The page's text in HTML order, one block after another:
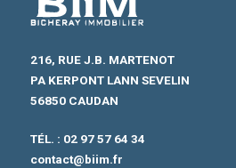
216, RUE J.B. MARTENOT
PA KERPONT LANN SEVELIN
56850 CAUDAN
TÉL. : 02 97 57 64 34
contact@biim.fr